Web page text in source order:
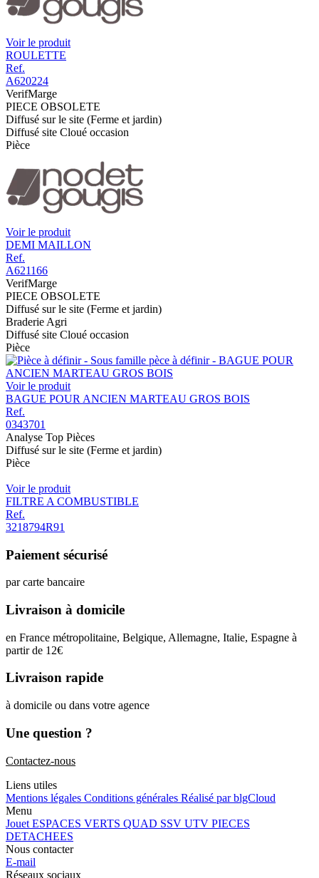
Voir le produit
ROULETTE
Ref.
A620224
VerifMarge
PIECE OBSOLETE
Diffusé sur le site (Ferme et jardin)
Diffusé site Cloué occasion
Pièce
Voir le produit
DEMI MAILLON
Ref.
A621166
VerifMarge
PIECE OBSOLETE
Diffusé sur le site (Ferme et jardin)
Braderie Agri
Diffusé site Cloué occasion
Pièce
Voir le produit
BAGUE POUR ANCIEN MARTEAU GROS BOIS
Ref.
0343701
Analyse Top Pièces
Diffusé sur le site (Ferme et jardin)
Pièce
Voir le produit
FILTRE A COMBUSTIBLE
Ref.
3218794R91
Paiement sécurisé
par carte bancaire
Livraison à domicile
en France métropolitaine, Belgique, Allemagne, Italie, Espagne à
partir de 12€
Livraison rapide
à domicile ou dans votre agence
Une question ?
Contactez-nous
Liens utiles
Mentions légales Conditions générales Réalisé par blgCloud
Menu
Jouet ESPACES VERTS QUAD SSV UTV PIECES
DETACHEES
Nous contacter
E-mail
Réseaux sociaux